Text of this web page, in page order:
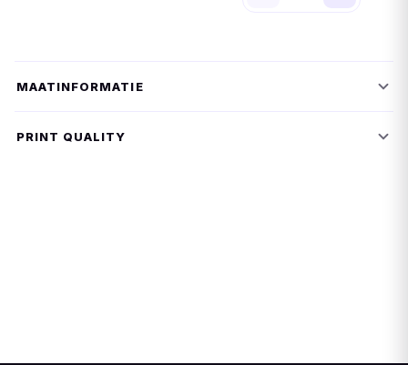
MAATINFORMATIE
PRINT QUALITY